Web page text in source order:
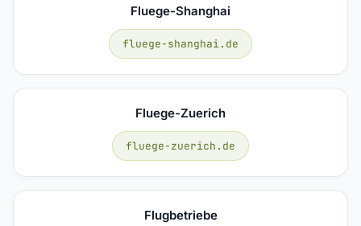
Fluege-Shanghai
fluege-shanghai.de
Fluege-Zuerich
fluege-zuerich.de
Flugbetriebe